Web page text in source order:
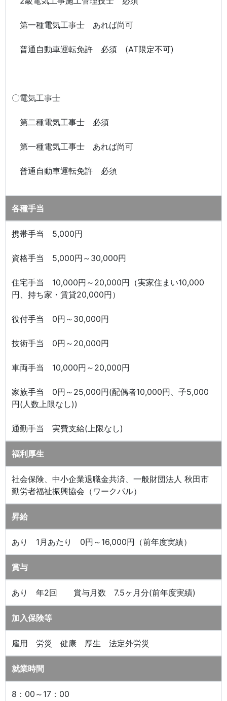
第一種電気工事士 あれば尚可
普通自動車運転免許 必須 (AT限定不可)
〇電気工事士
第二種電気工事士 必須
第一種電気工事士 あれば尚可
普通自動車運転免許 必須
各種手当
携帯手当 5,000円
資格手当 5,000円～30,000円
住宅手当 10,000円～20,000円（実家住まい10,000
円、持ち家・賃貸20,000円）
役付手当 0円～30,000円
技術手当 0円～20,000円
車両手当 10,000円～20,000円
家族手当 0円～25,000円(配偶者10,000円、子5,000
円(人数上限なし))
通勤手当 実費支給(上限なし)
福利厚生
社会保険、中小企業退職金共済、一般財団法人 秋田市
勤労者福祉振興協会（ワークパル）
昇給
あり 1月あたり 0円～16,000円（前年度実績）
賞与
あり 年2回 賞与月数 7.5ヶ月分(前年度実績)
加入保険等
雇用 労災 健康 厚生 法定外労災
就業時間
8：00～17：00